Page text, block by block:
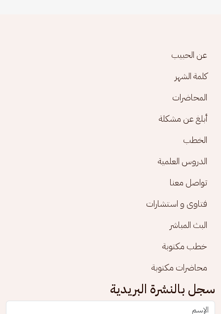
Footer menu
عن الحبيب
كلمة الشهر
المحاضرات
أبلغ عن مشكلة
الخطب
الدروس العلمية
تواصل معنا
فتاوى و استشارات
البث المباشر
خطب مكتوبة
محاضرات مكتوبة
سجل بالنشرة البريدية